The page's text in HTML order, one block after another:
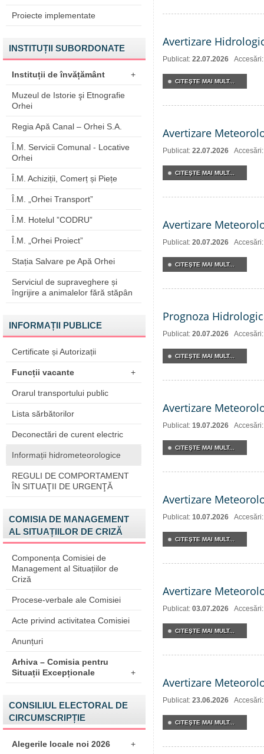
Proiecte implementate
INSTITUȚII SUBORDONATE
Instituții de învățământ +
Muzeul de Istorie şi Etnografie
Orhei
Regia Apă Canal – Orhei S.A.
Î.M. Servicii Comunal - Locative
Orhei
Î.M. Achiziții, Comerț și Piețe
Î.M. „Orhei Transport”
Î.M. Hotelul ”CODRU”
Î.M. „Orhei Proiect”
Stația Salvare pe Apă Orhei
Serviciul de supraveghere și
îngrijire a animalelor fără stăpân
INFORMAȚII PUBLICE
Certificate și Autorizații
Funcții vacante +
Orarul transportului public
Lista sărbătorilor
Deconectări de curent electric
Informații hidrometeorologice
REGULI DE COMPORTAMENT
ÎN SITUAŢII DE URGENŢĂ
COMISIA DE MANAGEMENT
AL SITUAȚIILOR DE CRIZĂ
Componența Comisiei de
Management al Situațiilor de
Criză
Procese-verbale ale Comisiei
Acte privind activitatea Comisiei
Anunțuri
Arhiva – Comisia pentru
Situații Excepționale
+
CONSILIUL ELECTORAL DE
CIRCUMSCRIPȚIE
Alegerile locale noi 2026 +
Avertizare
Publicat: 22.07.2026
CITEŞTE MAI MULT...
Avertizare
Publicat: 22.07.2026
CITEŞTE MAI MULT...
Avertizare
Publicat: 20.07.2026
CITEŞTE MAI MULT...
Prognoza
Publicat: 20.07.2026
CITEŞTE MAI MULT...
Avertizare
Publicat: 19.07.2026
CITEŞTE MAI MULT...
Avertizare
Publicat: 10.07.2026
CITEŞTE MAI MULT...
Avertizare
Publicat: 03.07.2026
CITEŞTE MAI MULT...
Avertizare
Publicat: 23.06.2026
CITEŞTE MAI MULT...